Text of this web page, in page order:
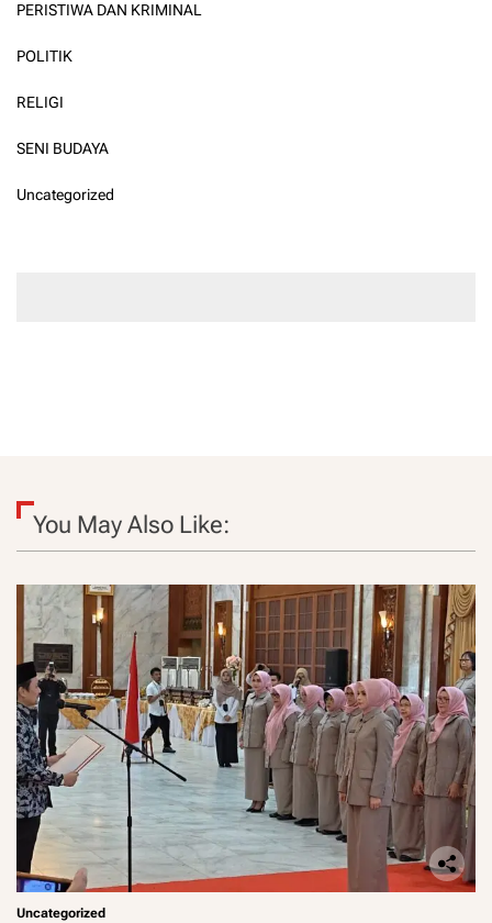
PERISTIWA DAN KRIMINAL
POLITIK
RELIGI
SENI BUDAYA
Uncategorized
You May Also Like:
Uncategorized